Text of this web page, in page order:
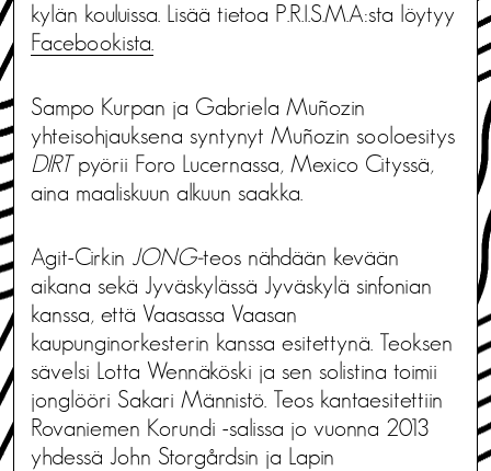
kylän kouluissa. Lisää tietoa P.R.I.S.M.A:sta löytyy
Facebookista.
Sampo Kurpan ja Gabriela Muñozin
yhteisohjauksena syntynyt Muñozin sooloesitys
DIRTpyörii Foro Lucernassa, Mexico Cityssä,
aina maaliskuun alkuun saakka.
Agit-Cirkin JONG-teos nähdään kevään
aikana sekä Jyväskylässä Jyväskylä sinfonian
kanssa, että Vaasassa Vaasan
kaupunginorkesterin kanssa esitettynä. Teoksen
sävelsi Lotta Wennäköski ja sen solistina toimii
jonglööri Sakari Männistö. Teos kantaesitettiin
Rovaniemen Korundi -salissa jo vuonna 2013
yhdessä John Storgårdsin ja Lapin